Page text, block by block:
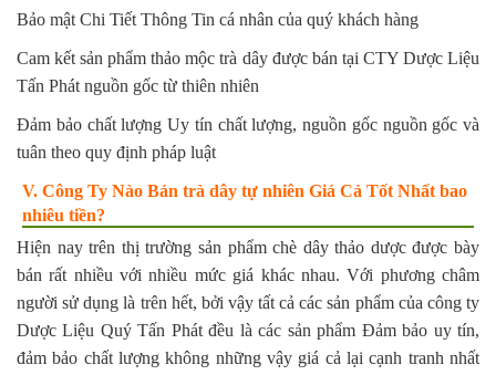
Bảo mật Chi Tiết Thông Tin cá nhân của quý khách hàng
Cam kết sản phẩm thảo mộc trà dây được bán tại CTY Dược Liệu
Tấn Phát nguồn gốc từ thiên nhiên
Đảm bảo chất lượng Uy tín chất lượng, nguồn gốc nguồn gốc và
tuân theo quy định pháp luật
V. Công Ty Nào Bán trà dây tự nhiên Giá Cả Tốt Nhất bao
nhiêu tiền?
Hiện nay trên thị trường sản phẩm chè dây thảo dược được bày
bán rất nhiều với nhiều mức giá khác nhau. Với phương châm
người sử dụng là trên hết, bởi vậy tất cả các sản phẩm của công ty
Dược Liệu Quý Tấn Phát đều là các sản phẩm Đảm bảo uy tín,
đảm bảo chất lượng không những vậy giá cả lại cạnh tranh nhất